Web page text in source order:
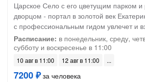
Царское Село с его цветущим парком
дворцом - портал в золотой век
с профессиональным гидом увлечет и
Расписание: в понедельник, среду,
субботу и воскресенье в 11:00
10 авг в 11:00 12 авг в 11:00
7200 ₽за человека